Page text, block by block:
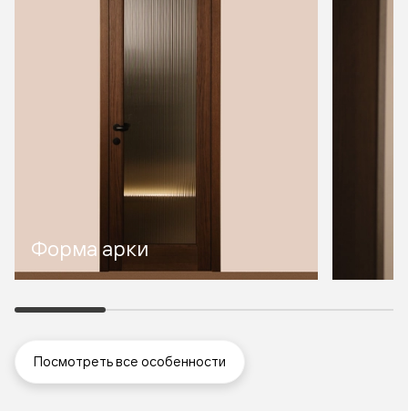
Форма арки
Посмотреть все особенности